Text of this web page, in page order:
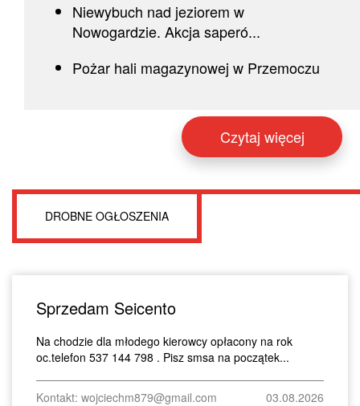
Niewybuch nad jeziorem w
Nowogardzie. Akcja saperó...
Pożar hali magazynowej w Przemoczu
Czytaj więcej
DROBNE OGŁOSZENIA
Sprzedam Seicento
Na chodzie dla młodego kierowcy opłacony na rok
oc.telefon 537 144 798 . Pisz smsa na początek...
Kontakt: wojciechm879@gmail.com 03.08.2026